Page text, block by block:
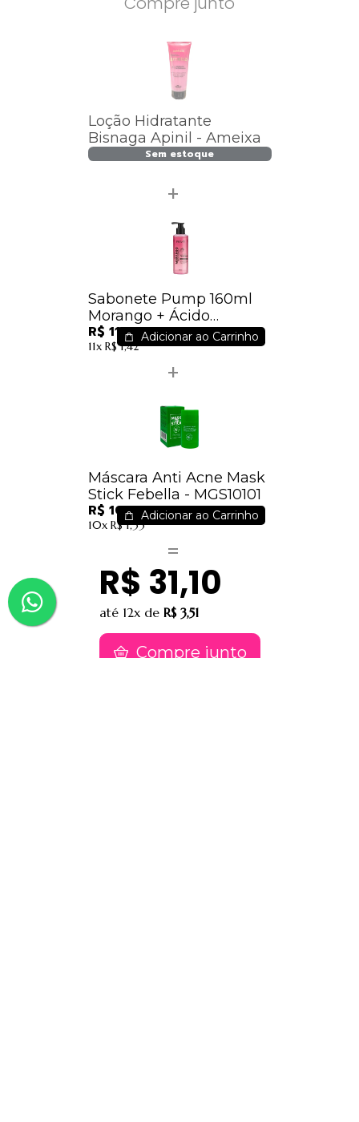
Loção Hidratante
Bisnaga Apinil - Ameixa
Sem estoque
Sabonete Pump 160ml
Morango + Ácido
Hialurônico Porán
R$ 11,79
11x R$ 1,42
Adicionar ao Carrinho
Máscara Anti Acne Mask
Stick Febella - MGS10101
R$ 10,26
10x R$ 1,33
Adicionar ao Carrinho
R$ 31,10
até 12x de R$ 3,51
Compre junto